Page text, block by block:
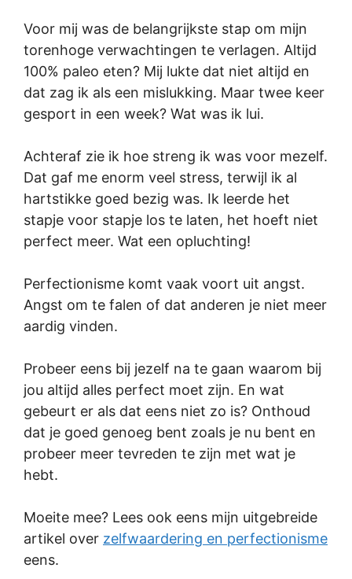
Voor mij was de belangrijkste stap om mijn
torenhoge verwachtingen te verlagen. Altijd
100% paleo eten? Mij lukte dat niet altijd en
dat zag ik als een mislukking. Maar twee keer
gesport in een week? Wat was ik lui.
Achteraf zie ik hoe streng ik was voor mezelf.
Dat gaf me enorm veel stress, terwijl ik al
hartstikke goed bezig was. Ik leerde het
stapje voor stapje los te laten, het hoeft niet
perfect meer. Wat een opluchting!
Perfectionisme komt vaak voort uit angst.
Angst om te falen of dat anderen je niet meer
aardig vinden.
Probeer eens bij jezelf na te gaan waarom bij
jou altijd alles perfect moet zijn. En wat
gebeurt er als dat eens niet zo is? Onthoud
dat je goed genoeg bent zoals je nu bent en
probeer meer tevreden te zijn met wat je
hebt.
Moeite mee? Lees ook eens mijn uitgebreide
artikel over zelfwaardering en perfectionisme
eens.